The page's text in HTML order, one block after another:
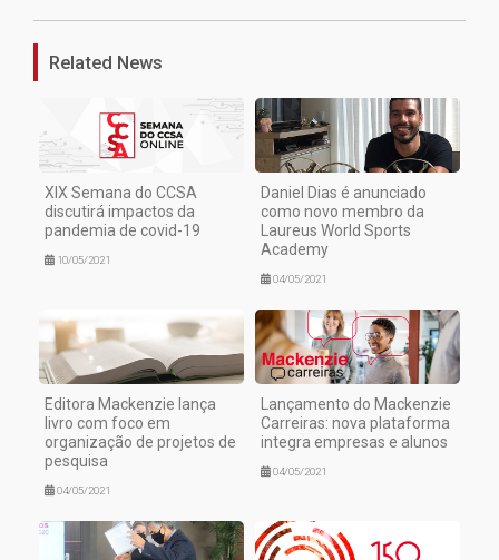
Related News
XIX Semana do CCSA
discutirá impactos da
pandemia de covid-19
10/05/2021
Daniel Dias é anunciado
como novo membro da
Laureus World Sports
Academy
04/05/2021
Editora Mackenzie lança
livro com foco em
organização de projetos de
pesquisa
04/05/2021
Lançamento do Mackenzie
Carreiras: nova plataforma
integra empresas e alunos
04/05/2021